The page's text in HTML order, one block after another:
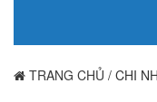
TRANG CHỦ / CHI